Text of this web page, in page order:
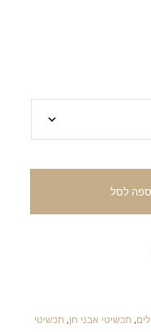
לסל
,תכשיטי אבני חן,תכשיטי